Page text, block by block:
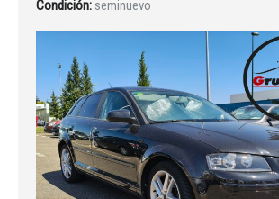
Condición: seminuevo